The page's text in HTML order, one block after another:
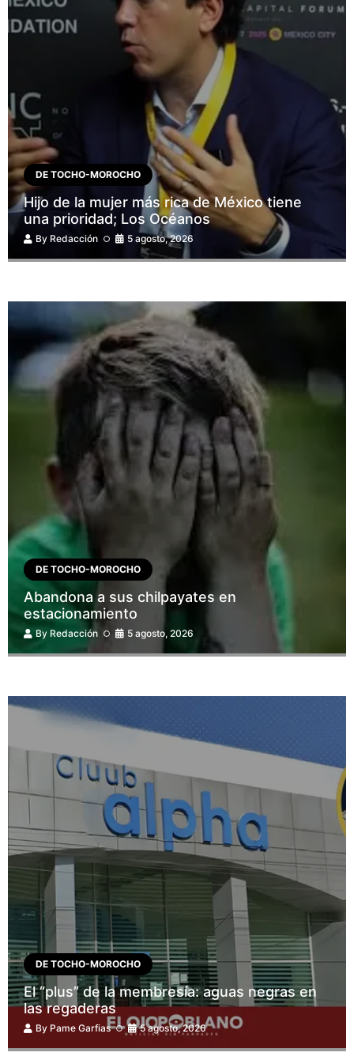
DE TOCHO-MOROCHO
Hijo de la mujer más rica de México tiene
una prioridad; Los Océanos
By Redacción 5 agosto, 2026
DE TOCHO-MOROCHO
Abandona a sus chilpayates en
estacionamiento
By Redacción 5 agosto, 2026
DE TOCHO-MOROCHO
El “plus” de la membresía: aguas negras en
las regaderas
By Pame Garfias 5 agosto, 2026